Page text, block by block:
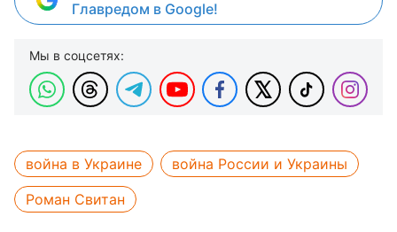
Главредом в Google!
Мы в соцсетях:
война в Украине
война России и Украины
Роман Свитан